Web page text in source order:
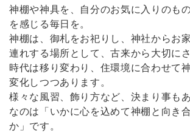
どうしても欲しくて買いました。とても高級感があ
てよかったです。
かみさまの雲 《 幸運･厄除けの白
神棚や神具を、自分のお気に入りのも
を感じる毎日を。
神棚は、御札をお祀りし、神社からお
連れする場所として、古来から大切に
時代は移り変わり、住環境に合わせて
変化しつつあります。
様々な風習、飾り方など、決まり事も
なのは「いかに心を込めて神棚と向き
か」です。